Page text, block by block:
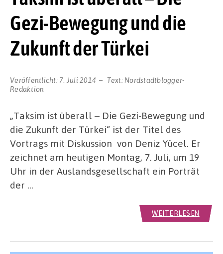
Gezi-Bewegung und die
Zukunft der Türkei
Veröffentlicht: 7. Juli 2014 Text: Nordstadtblogger-
Redaktion
„Taksim ist überall – Die Gezi-Bewegung und
die Zukunft der Türkei“ ist der Titel des
Vortrags mit Diskussion von Deniz Yücel. Er
zeichnet am heutigen Montag, 7. Juli, um 19
Uhr in der Auslandsgesellschaft ein Porträt
der …
WEITERLESEN